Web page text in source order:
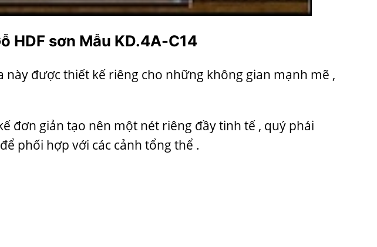
HDF sơn Mẫu KD.4A-C14
này được thiết kế riêng cho những không gian mạnh mẽ ,
đơn giản tạo nên một nét riêng đầy tinh tế , quý phái
phối hợp với các cảnh tổng thể .